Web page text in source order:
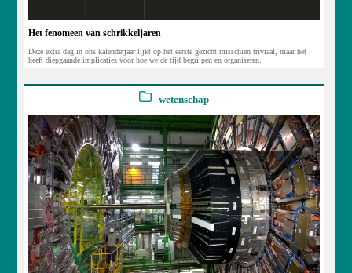
Het fenomeen van schrikkeljaren
Deze extra dag in ons kalenderjaar lijkt op het eerste gezicht misschien triviaal, maar het
heeft diepgaande implicaties voor hoe we de tijd begrijpen en organiseren.
wetenschap